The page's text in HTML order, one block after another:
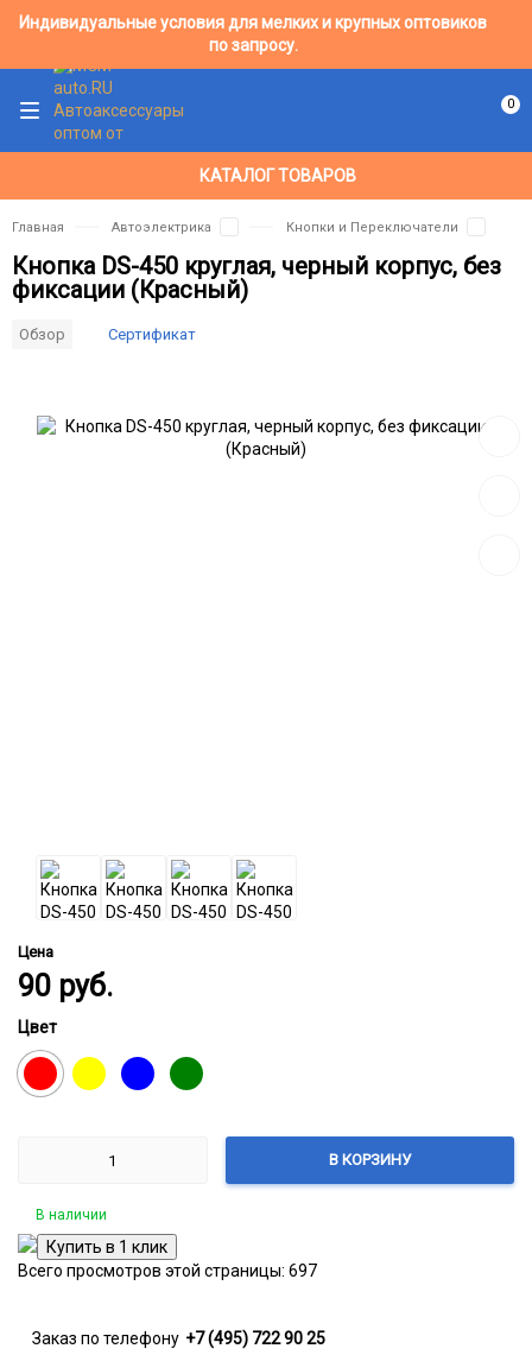
Индивидуальные условия для мелких и крупных оптовиков
по запросу.
КАТАЛОГ ТОВАРОВ
0
Главная Автоэлектрика Кнопки и Переключатели
Кнопка DS-450 круглая, черный корпус, без
фиксации (Красный)
Обзор Сертификат
Цена
90 руб.
Цвет
КрасныйЖелтыйСиний Зеленый
В КОРЗИНУ
В наличии
Всего просмотров этой страницы: 697
Заказ по телефону +7 (495) 722 90 25